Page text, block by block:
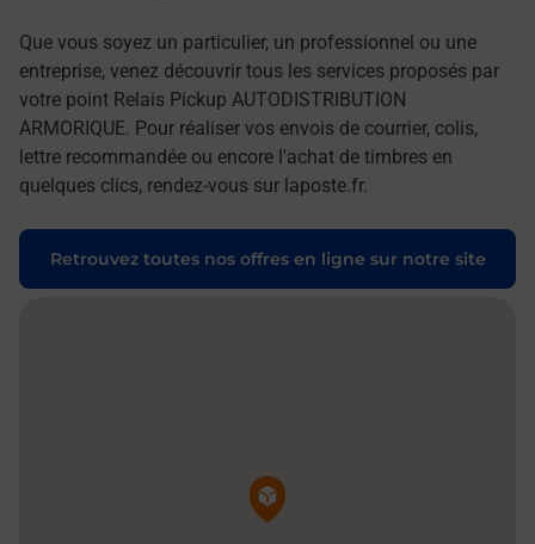
Que vous soyez un particulier, un professionnel ou une
entreprise, venez découvrir tous les services proposés par
votre point Relais Pickup AUTODISTRIBUTION
ARMORIQUE. Pour réaliser vos envois de courrier, colis,
lettre recommandée ou encore l'achat de timbres en
quelques clics, rendez-vous sur laposte.fr.
Retrouvez toutes nos offres en ligne sur notre site
Pin de la carte